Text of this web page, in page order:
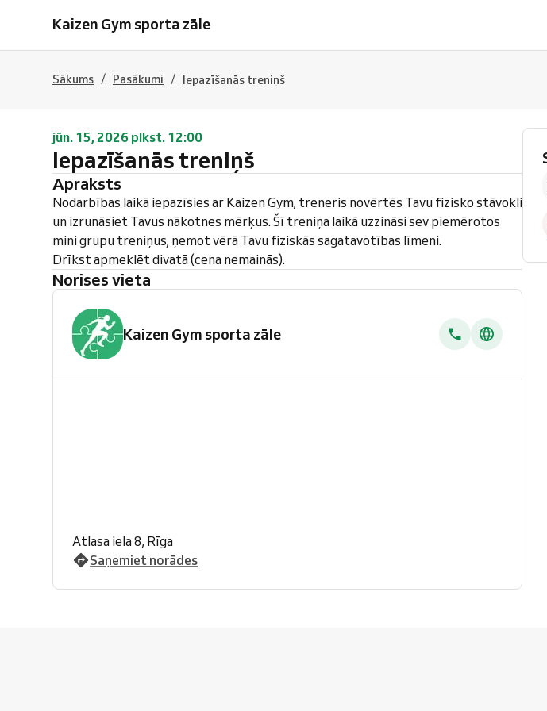
Kaizen Gym sporta zāle
Sākums / Pasākumi / Iepazīšanās treniņš
jūn. 15, 2026 plkst. 12:00
Iepazīšanās treniņš
Apraksts
Nodarbības laikā iepazīsies ar Kaizen Gym, treneris novērtēs Tavu fizisko stāvokli
un izrunāsiet Tavus nākotnes mērķus. Šī treniņa laikā uzzināsi sev piemērotos
mini grupu treniņus, ņemot vērā Tavu fiziskās sagatavotības līmeni.
Drīkst apmeklēt divatā (cena nemainās).
Norises vieta
Kaizen Gym sporta zāle
Atlasa iela 8, Rīga
Saņemiet norādes